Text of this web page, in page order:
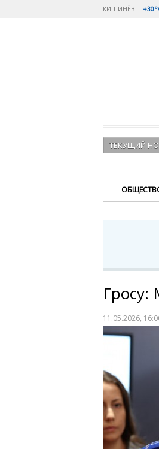
КИШИНЁВ
ТЕКУЩИЙ
Гросу:
11.05.2026,